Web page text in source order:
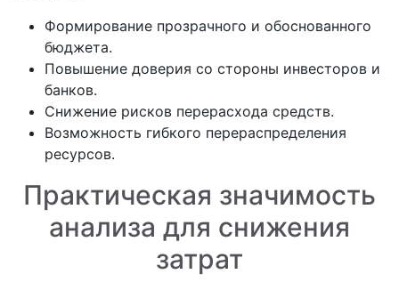
Формирование прозрачного и обоснованного
бюджета.
Повышение доверия со стороны инвесторов и
банков.
Снижение рисков перерасхода средств.
Возможность гибкого перераспределения
ресурсов.
Практическая значимость
анализа для снижения
затрат